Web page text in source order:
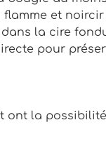
et noircir
la cire
pour
ont la